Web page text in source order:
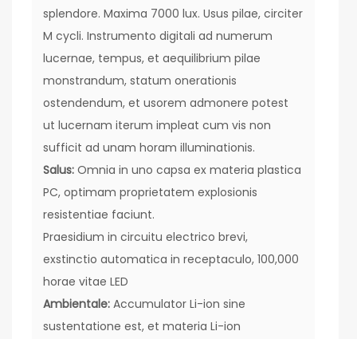
splendore. Maxima 7000 lux. Usus pilae, circiter
M cycli. Instrumento digitali ad numerum
lucernae, tempus, et aequilibrium pilae
monstrandum, statum onerationis
ostendendum, et usorem admonere potest
ut lucernam iterum impleat cum vis non
sufficit ad unam horam illuminationis.
Salus: Omnia in uno capsa ex materia plastica
PC, optimam proprietatem explosionis
resistentiae faciunt.
Praesidium in circuitu electrico brevi,
exstinctio automatica in receptaculo, 100,000
horae vitae LED
Ambientale: Accumulator Li-ion sine
sustentatione est, et materia Li-ion